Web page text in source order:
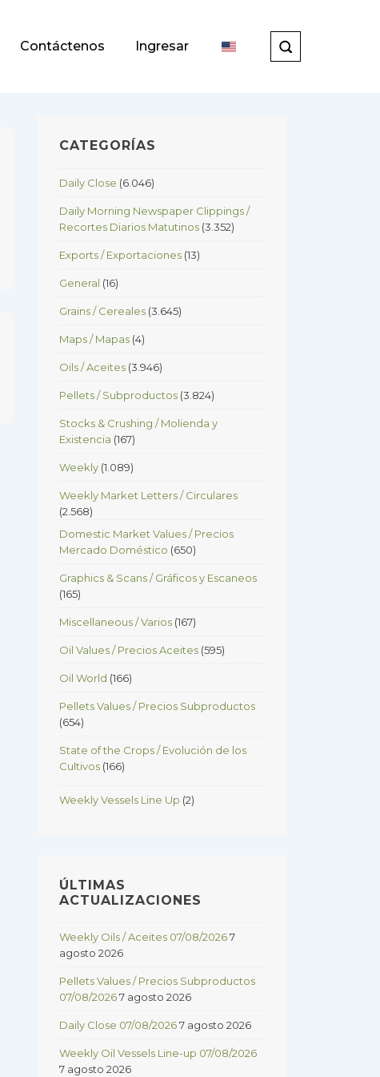
Contáctenos Ingresar
CATEGORÍAS
Daily Close (6.046)
Daily Morning Newspaper Clippings /
Recortes Diarios Matutinos (3.352)
Exports / Exportaciones (13)
General (16)
Grains / Cereales (3.645)
Maps / Mapas (4)
Oils / Aceites (3.946)
Pellets / Subproductos (3.824)
Stocks & Crushing / Molienda y
Existencia (167)
Weekly (1.089)
Weekly Market Letters / Circulares
(2.568)
Domestic Market Values / Precios
Mercado Doméstico (650)
Graphics & Scans / Gráficos y Escaneos
(165)
Miscellaneous / Varios (167)
Oil Values / Precios Aceites (595)
Oil World (166)
Pellets Values / Precios Subproductos
(654)
State of the Crops / Evolución de los
Cultivos (166)
Weekly Vessels Line Up (2)
ÚLTIMAS
ACTUALIZACIONES
Weekly Oils / Aceites 07/08/20267
agosto 2026
Pellets Values / Precios Subproductos
07/08/20267 agosto 2026
Daily Close 07/08/20267 agosto 2026
Weekly Oil Vessels Line-up 07/08/2026
7 agosto 2026